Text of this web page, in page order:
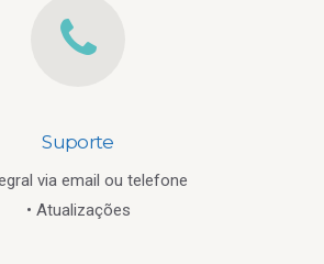
Suporte
via email ou telefone
• Atualizações